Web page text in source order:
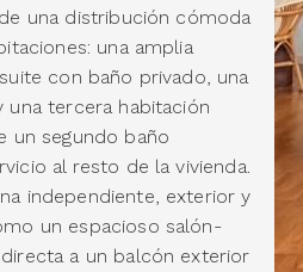
una distribución cómoda
una amplia
con baño privado, una
una tercera habitación
un segundo baño
al resto de la vivienda.
independiente, exterior y
un espacioso salón-
a un balcón exterior